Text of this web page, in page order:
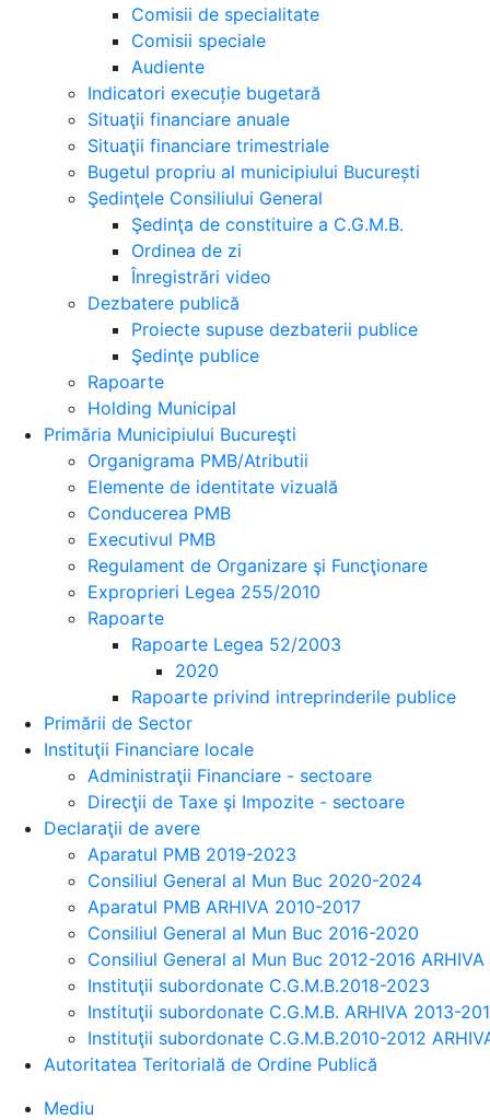
Comisii de specialitate
Comisii speciale
Audiente
Indicatori execuție bugetară
Situaţii financiare anuale
Situaţii financiare trimestriale
Bugetul propriu al municipiului București
Şedinţele Consiliului General
Şedinţa de constituire a C.G.M.B.
Ordinea de zi
Înregistrări video
Dezbatere publică
Proiecte supuse dezbaterii publice
Şedinţe publice
Rapoarte
Holding Municipal
Primăria Municipiului Bucureşti
Organigrama PMB/Atributii
Elemente de identitate vizuală
Conducerea PMB
Executivul PMB
Regulament de Organizare şi Funcţionare
Exproprieri Legea 255/2010
Rapoarte
Rapoarte Legea 52/2003
2020
Rapoarte privind intreprinderile publice
Primării de Sector
Instituţii Financiare locale
Administraţii Financiare - sectoare
Direcţii de Taxe şi Impozite - sectoare
Declaraţii de avere
Aparatul PMB 2019-2023
Consiliul General al Mun Buc 2020-2024
Aparatul PMB ARHIVA 2010-2017
Consiliul General al Mun Buc 2016-2020
Consiliul General al Mun Buc 2012-2016 ARHIVA
Instituţii subordonate C.G.M.B.2018-2023
Instituţii subordonate C.G.M.B. ARHIVA 2013-
Instituţii subordonate C.G.M.B.2010-2012
Autoritatea Teritorială de Ordine Publică
Mediu